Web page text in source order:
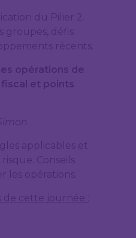
du Pilier 2.
groupes, défis
récents.
opérations de
et points
applicables et
Conseils
les opérations.
cette journée :